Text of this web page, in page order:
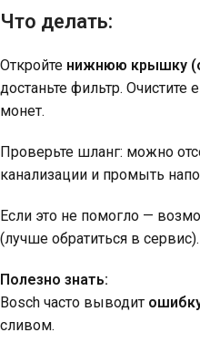
Что делать:
Откройте нижнюю крышку
достаньте фильтр. Очистите
монет.
Проверьте шланг: можно
канализации и промыть
Если это не помогло —
(лучше обратиться в сервис).
Полезно знать:
Bosch часто выводит
сливом.